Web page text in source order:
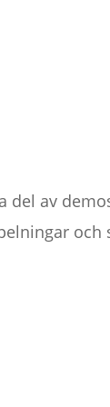
del av